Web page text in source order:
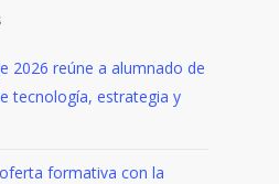
2026 reúne a alumnado de
tecnología, estrategia y
formativa con la